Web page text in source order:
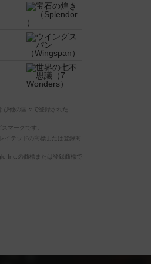
他の国々で登録された
マークです。
イテッドの商標または登録商
Inc.の商標または登録商標で